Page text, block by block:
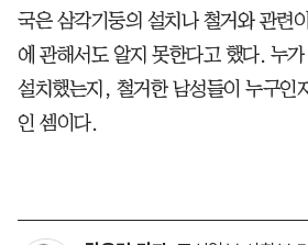
국은 삼각기둥의 설치나 철거와 관련
에 관해서도 알지 못한다고 했다. 누
설치했는지, 철거한 남성들이 누구인
인 셈이다.